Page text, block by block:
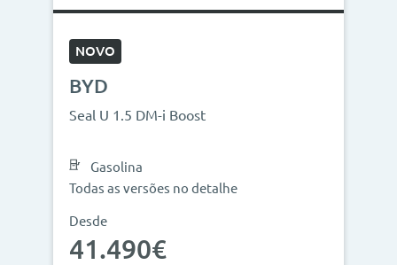
NOVO
BYD
Seal U 1.5 DM-i Boost
Gasolina
Todas as versões no detalhe
Desde
41.490€